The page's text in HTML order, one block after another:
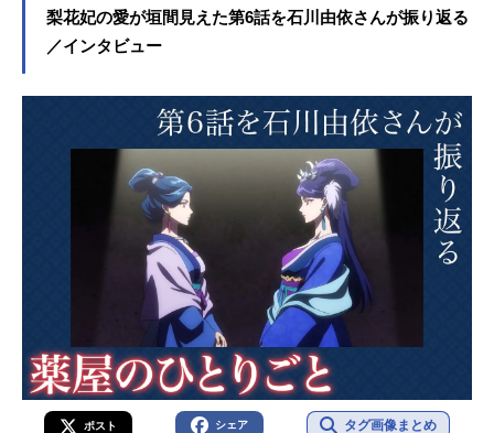
梨花妃の愛が垣間見えた第6話を石川由依さんが振り返る
／インタビュー
ポスト シェア タグ画像まとめ